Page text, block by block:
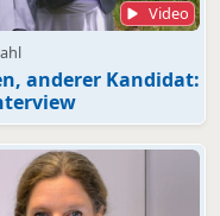
Video
anderer Kandidat: